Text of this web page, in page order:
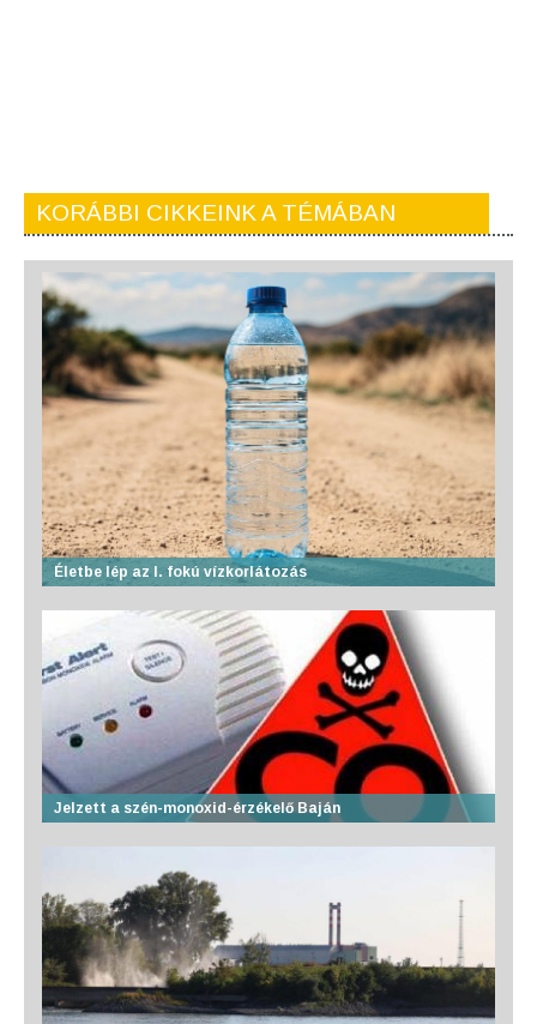
KORÁBBI CIKKEINK A TÉMÁBAN
Életbe lép az I. fokú vízkorlátozás
Jelzett a szén-monoxid-érzékelő Baján